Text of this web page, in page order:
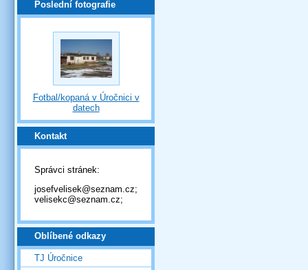
Poslední fotografie
Fotbal/kopaná v Úročnici v
datech
Kontakt
Správci stránek:
josefvelisek@seznam.cz;
velisekc@seznam.cz;
Oblíbené odkazy
TJ Úročnice